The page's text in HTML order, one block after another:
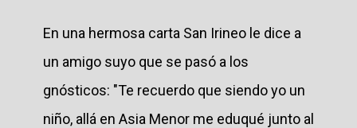
En una hermosa carta San Irineo le dice a
un amigo suyo que se pasó a los
gnósticos: "Te recuerdo que siendo yo un
niño, allá en Asia Menor me eduqué junto al